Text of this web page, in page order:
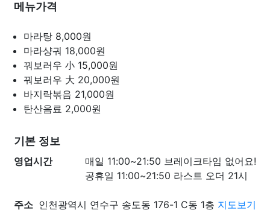
메뉴가격
마라탕 8,000원
마라샹궈 18,000원
꿔보러우 小 15,000원
꿔보러우 大 20,000원
바지락볶음 21,000원
탄산음료 2,000원
기본 정보
영업시간
매일 11:00~21:50 브레이크타임 없어요!
공휴일 11:00~21:50 라스트 오더 21시
주소 인천광역시 연수구 송도동 176-1 C동 1층 지도보기